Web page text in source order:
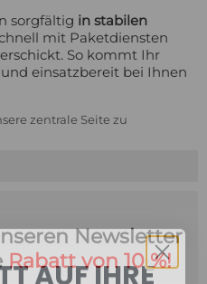
sorgfältig in stabilen
mit Paketdiensten
So kommt Ihr
einsatzbereit bei Ihnen
zentrale Seite zu
Newsletter
Rabatt von 10 %!
AUF IHRE